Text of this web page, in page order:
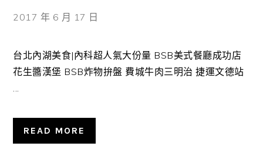
2017 年 6 月 17 日
台北內湖美食|內科超人氣大份量 BSB美式餐廳成功店
花生醬漢堡 BSB炸物拚盤 費城牛肉三明治 捷運文德站
...
READ MORE